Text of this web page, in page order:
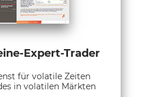
Expert-Trader
für volatile Zeiten
in volatilen Märkten